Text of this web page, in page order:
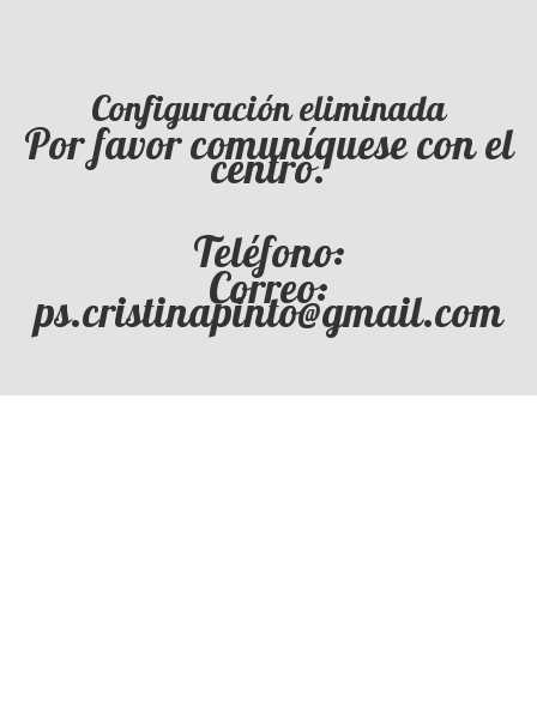
Configuración eliminada
Por favor comuníquese con el
centro.
Teléfono:
Correo:
ps.cristinapinto@gmail.com